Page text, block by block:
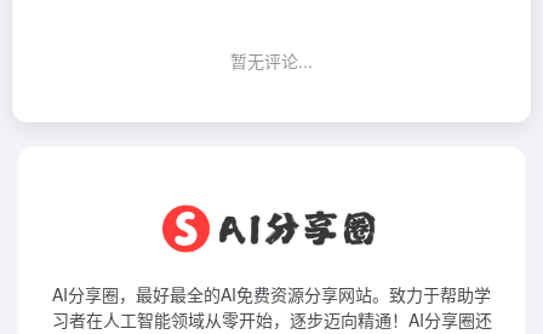
暂无评论...
AI分享圈，最好最全的AI免费资源分享网站。致力于帮助学
习者在人工智能领域从零开始，逐步迈向精通！AI分享圈还